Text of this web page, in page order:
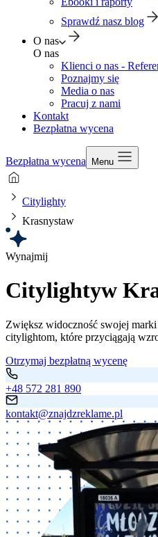
Sprawdź nasz blog
O nas
O nas
Klienci o nas -
Poznajmy się
Media o nas
Pracuj z nami
Kontakt
Bezpłatna wycena
Bezpłatna wycena Menu
Citylighty
Krasnystaw
Wynajmij
Citylightyw
Zwiększ widoczność swojej
citylightom, które przyciągają
Otrzymaj bezpłatną wycenę
+48 572 281 890
kontakt@znajdzreklame.pl